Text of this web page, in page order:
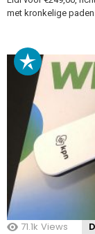
met kronkelige paden
71.1k Views